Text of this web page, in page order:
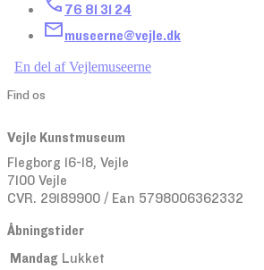
76 81 31 24
museerne@vejle.dk
En del af Vejlemuseerne
Find os
Vejle Kunstmuseum
Flegborg 16-18, Vejle
7100 Vejle
CVR. 29189900 / Ean 5798006362332
Åbningstider
Mandag Lukket